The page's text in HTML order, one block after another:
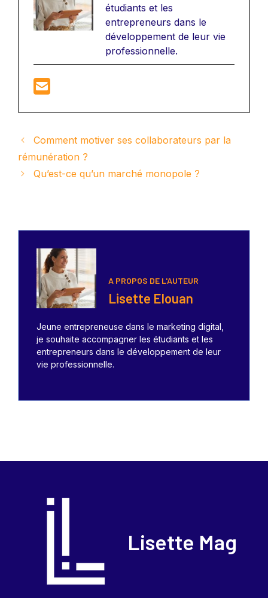
étudiants et les
entrepreneurs dans le
développement de leur vie
professionnelle.
Comment motiver ses collaborateurs par la
rémunération ?
Qu’est-ce qu’un marché monopole ?
A PROPOS DE L'AUTEUR
Lisette Elouan
Jeune entrepreneuse dans le marketing digital,
je souhaite accompagner les étudiants et les
entrepreneurs dans le développement de leur
vie professionnelle.
Lisette Mag